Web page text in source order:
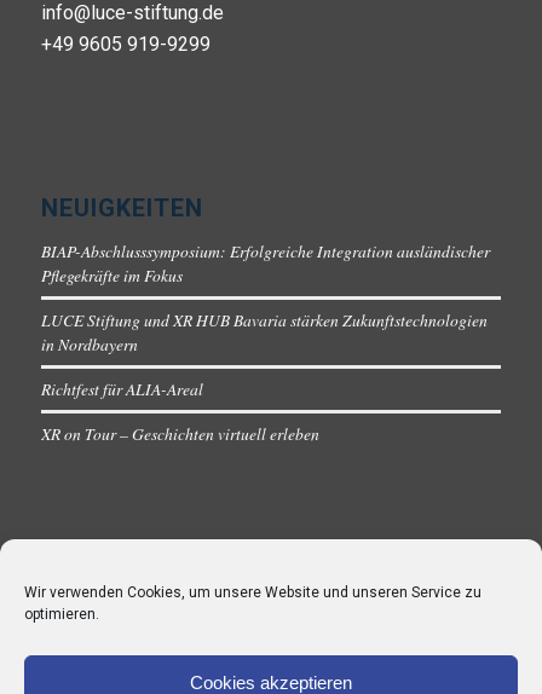
Wir verwenden Cookies, um unsere Website und unseren Service zu
optimieren.
Cookies akzeptieren
info@luce-stiftung.de
+49 9605 919-9299
NEUIGKEITEN
BIAP-Abschlusssymposium: Erfolgreiche Integration ausländischer
Pflegekräfte im Fokus
LUCE Stiftung und XR HUB Bavaria stärken Zukunftstechnologien
in Nordbayern
Richtfest für ALIA-Areal
XR on Tour – Geschichten virtuell erleben